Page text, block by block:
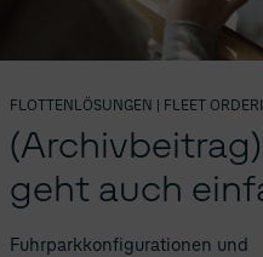
FLOTTENLÖSUNGEN | FLEET
geht auch
Fuhrparkkonfigurationen und